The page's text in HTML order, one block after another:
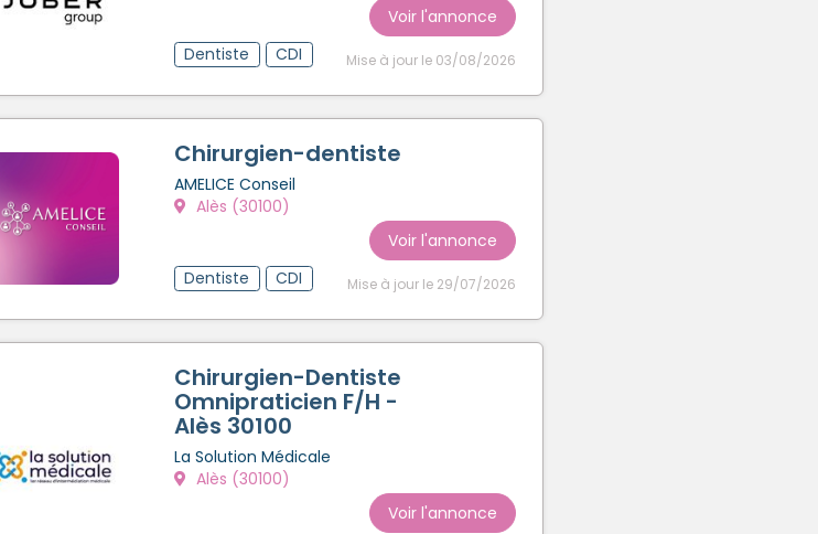
Voir l'annonce
Dentiste
CDI Mise à jour le 03/08/2026
Chirurgien-dentiste
AMELICE Conseil
Alès (30100)
Voir l'annonce
Dentiste
CDI Mise à jour le 29/07/2026
Chirurgien-Dentiste
Omnipraticien F/H -
Alès 30100
La Solution Médicale
Alès (30100)
Voir l'annonce